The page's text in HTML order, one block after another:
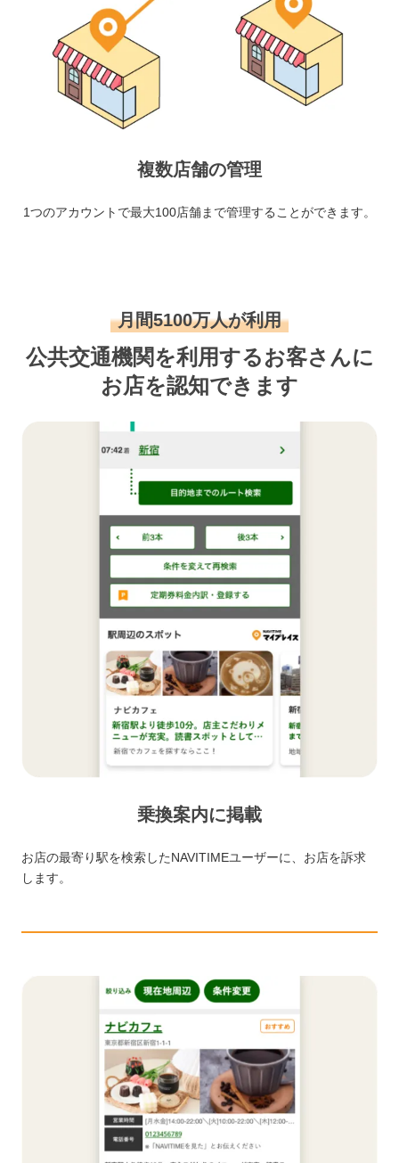
複数店舗の管理
1つのアカウントで最大100店舗まで管理することができます。
月間5100万人が利用
公共交通機関を利用するお客さんに
お店を認知できます
乗換案内に掲載
お店の最寄り駅を検索したNAVITIMEユーザーに、お店を訴求
します。